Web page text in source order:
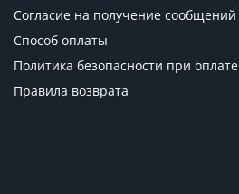
Согласие на получение сообщений
Способ оплаты
Политика безопасности при оплате
Правила возврата